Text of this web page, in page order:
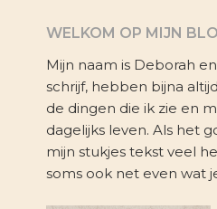
WELKOM OP MIJN
Mijn naam is Deborah
schrijf, hebben bijna
de dingen die ik zie en
dagelijks leven. Als het
mijn stukjes tekst veel
soms ook net even wat